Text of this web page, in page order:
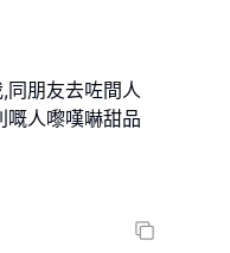
同朋友去咗間人
嘅人嚟嘆嚇甜品